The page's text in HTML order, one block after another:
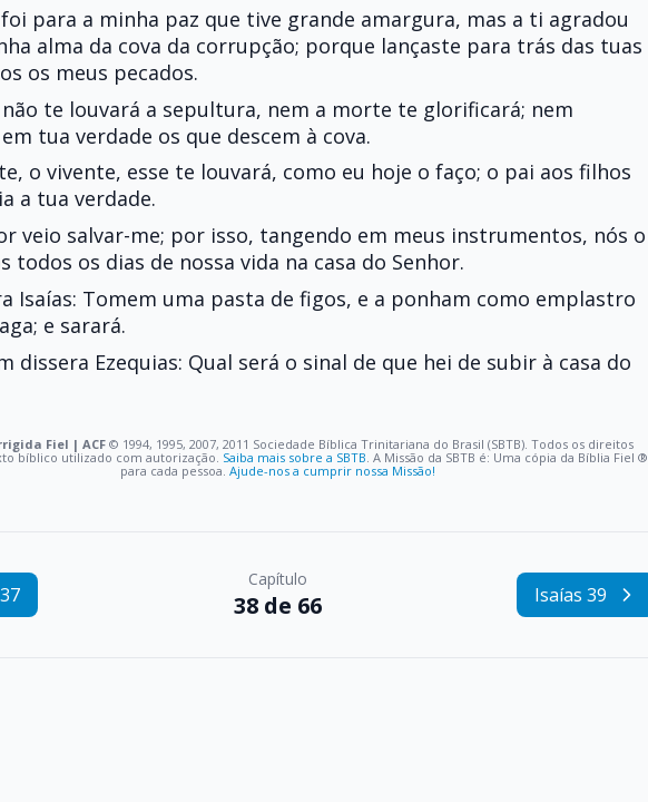
foi para a minha paz que tive grande amargura, mas a ti agradou
alma da cova da corrupção; porque lançaste para trás das tuas
os meus pecados.
não te louvará a sepultura, nem a morte te glorificará; nem
tua verdade os que descem à cova.
o vivente, esse te louvará, como eu hoje o faço; o pai aos filhos
a tua verdade.
veio salvar-me; por isso, tangendo em meus instrumentos, nós o
todos os dias de nossa vida na casa do Senhor.
Isaías: Tomem uma pasta de figos, e a ponham como emplastro
e sarará.
dissera Ezequias: Qual será o sinal de que hei de subir à casa do
Fiel | ACF©️ 1994, 1995, 2007, 2011 Sociedade Bíblica Trinitariana do Brasil (SBTB). Todos os direitos
bíblico utilizado com autorização. Saiba mais sobre a SBTB . A Missão da SBTB é: Uma cópia da Bíblia Fiel ®️
para cada pessoa. Ajude-nos a cumprir nossa Missão!
Capítulo
38 de 66 Isaías 39